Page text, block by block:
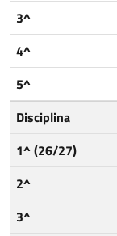
3^
4^
5^
Disciplina
1^ (26/27)
2^
3^